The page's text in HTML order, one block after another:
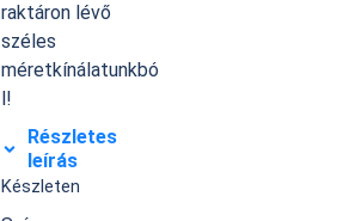
raktáron lévő
széles
méretkínálatunkbó
l!
Részletes
leírás
Készleten